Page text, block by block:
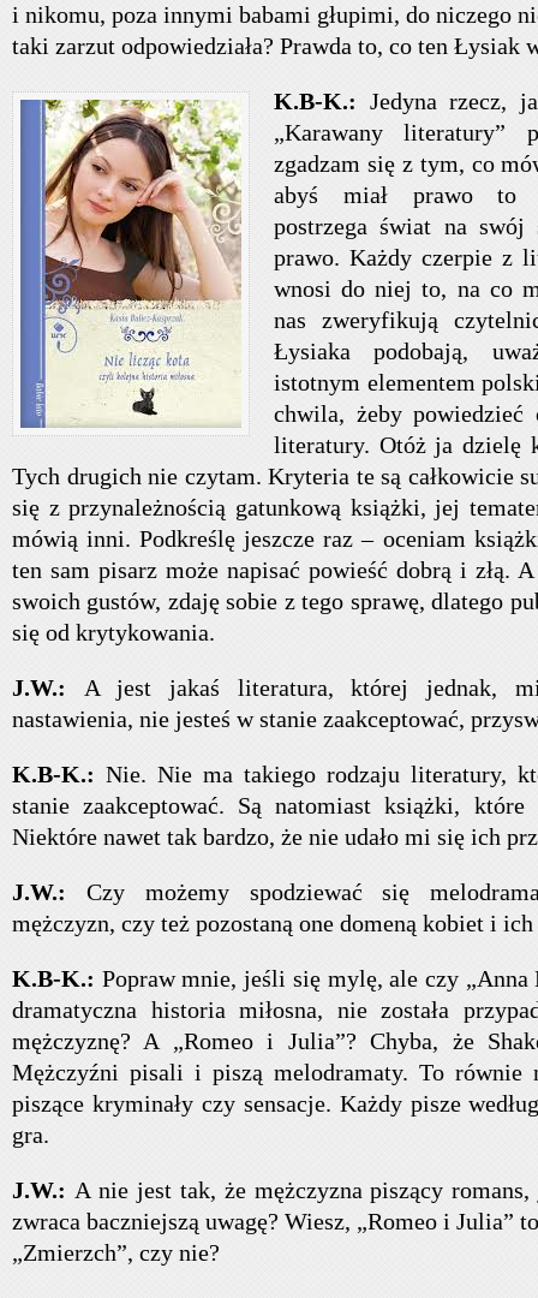
i nikomu, poza innymi babami głupimi, do niczego
taki zarzut odpowiedziała? Prawda to, co ten Łysiak
K.B-K.: Jedyna rzecz,
„Karawany literatury”
zgadzam się z tym, co
abyś miał prawo to
postrzega świat na
prawo. Każdy czerpie z
wnosi do niej to, na co
nas zweryfikują
Łysiaka podobają,
istotnym elementem
chwila, żeby
literatury. Otóż ja dzielę
Tych drugich nie czytam. Kryteria te są całkowicie
się z przynależnością gatunkową książki, jej
mówią inni. Podkreślę jeszcze raz – oceniam
ten sam pisarz może napisać powieść dobrą i złą.
swoich gustów, zdaję sobie z tego sprawę, dlatego
się od krytykowania.
J.W.:
A jest jakaś literatura, której jednak,
nastawienia, nie jesteś w stanie zaakceptować,
K.B-K.: Nie. Nie ma takiego rodzaju literatury,
stanie zaakceptować. Są natomiast książki,
Niektóre nawet tak bardzo, że nie udało mi się ich
J.W.: Czy możemy spodziewać się
mężczyzn, czy też pozostaną one domeną kobiet i
K.B-K.: Popraw mnie, jeśli się mylę, ale czy „Anna
dramatyczna historia miłosna, nie została
mężczyznę? A „Romeo i Julia”? Chyba, że
Mężczyźni pisali i piszą melodramaty. To równie
piszące kryminały czy sensacje. Każdy pisze
gra.
J.W.: A nie jest tak, że mężczyzna piszący
zwraca baczniejszą uwagę? Wiesz, „Romeo i Julia”
„Zmierzch”, czy nie?